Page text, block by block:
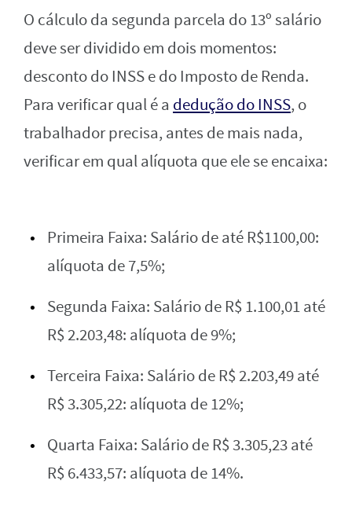
O cálculo da segunda parcela do 13º salário
deve ser dividido em dois momentos:
desconto do INSS e do Imposto de Renda.
Para verificar qual é a dedução do INSS, o
trabalhador precisa, antes de mais nada,
verificar em qual alíquota que ele se encaixa:
Primeira Faixa: Salário de até R$1100,00:
alíquota de 7,5%;
Segunda Faixa: Salário de R$ 1.100,01 até
R$ 2.203,48: alíquota de 9%;
Terceira Faixa: Salário de R$ 2.203,49 até
R$ 3.305,22: alíquota de 12%;
Quarta Faixa: Salário de R$ 3.305,23 até
R$ 6.433,57: alíquota de 14%.